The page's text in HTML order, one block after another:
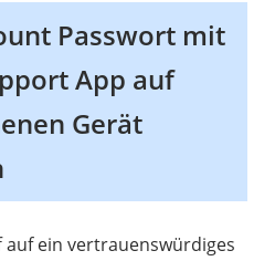
Passwort mit
App auf
Gerät
ein vertrauenswürdiges